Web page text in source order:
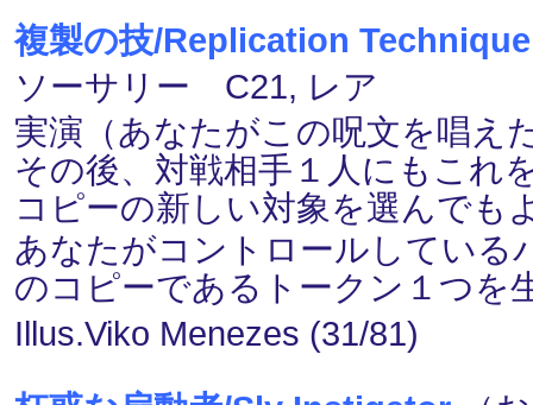
複製の技/Replication Technique
ソーサリー C21, レア
実演（あなたがこの呪文を唱え
その後、対戦相手１人にもこれ
コピーの新しい対象を選んでも
あなたがコントロールしている
のコピーであるトークン１つを
Illus.Viko Menezes (31/81)